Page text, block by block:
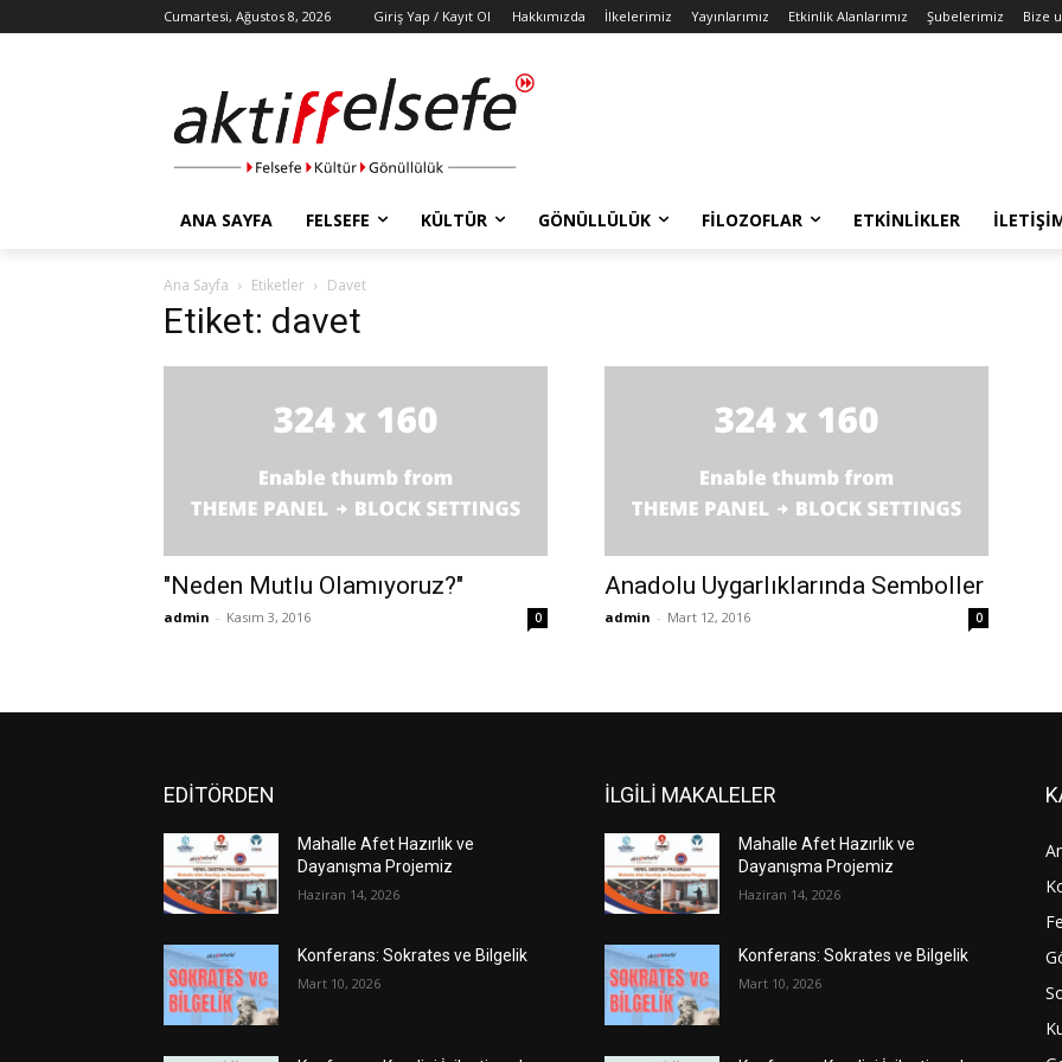
Cumartesi, Ağustos 8, 2026 Giriş Yap / Kayıt Ol Hakkımızda İlkelerimiz Yayınlarımız Etkinlik Alanlarımız Şubelerimiz Bize
ANA SAYFA FELSEFE KÜLTÜR GÖNÜLLÜLÜK FILOZOFLAR ETKINLIKLER
Ana Sayfa Etiketler Davet
Etiket: davet
"Neden Mutlu Olamıyoruz?"
admin - Kasım 3, 2016 0
Anadolu Uygarlıklarında Semboller
admin - Mart 12, 2016 0
EDİTÖRDEN
Mahalle Afet Hazırlık ve
Dayanışma Projemiz
Haziran 14, 2026
Konferans: Sokrates ve Bilgelik
Mart 10, 2026
İLGİLİ MAKALELER
Mahalle Afet Hazırlık ve
Dayanışma Projemiz
Haziran 14, 2026
Konferans: Sokrates ve Bilgelik
Mart 10, 2026